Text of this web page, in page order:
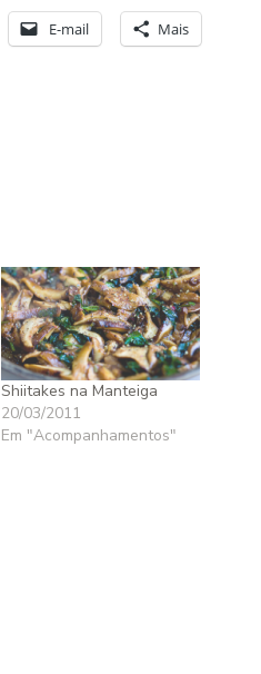
E-mail Mais
Shiitakes na Manteiga
20/03/2011
Em "Acompanhamentos"